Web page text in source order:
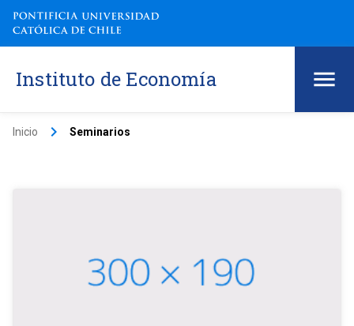
Instituto de Economía
Inicio keyboard_arrow_right Seminarios